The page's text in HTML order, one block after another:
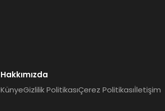
Hakkımızda
KünyeGizlilik PolitikasıÇerez Politikasıİletişim